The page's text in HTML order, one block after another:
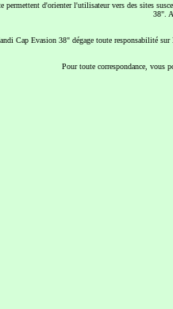
permettent d'orienter l'utilisateur vers des sites
38".
Cap Evasion 38" dégage toute responsabilité
Pour toute correspondance, vous